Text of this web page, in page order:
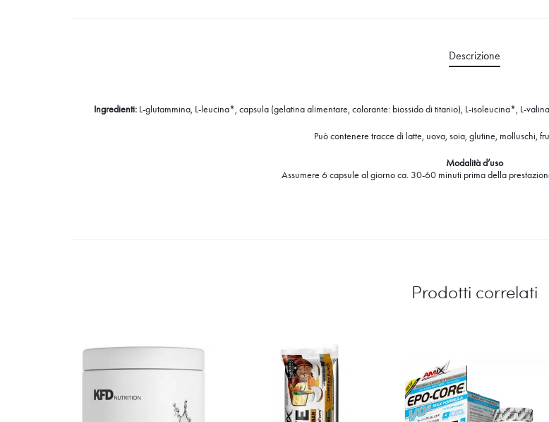
Descrizione
Ingredienti: L-glutammina, L-leucina*, capsula (gelatina alimentare, colorante: biossido di titanio), L-isoleucina*, L-
Può contenere tracce di latte, uova, soia, glutine, molluschi,
Modalità d’uso
Assumere 6 capsule al giorno ca. 30-60 minuti prima della
Prodotti correlati